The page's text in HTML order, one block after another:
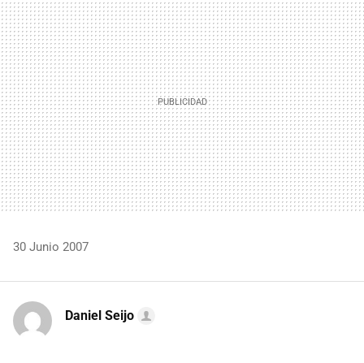
MAIL
30 Junio 2007
Daniel Seijo